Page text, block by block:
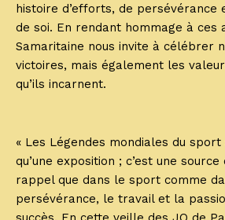
histoire d’efforts, de persévérance
de soi. En rendant hommage à ces
Samaritaine nous invite à célébrer
victoires, mais également les
qu’ils incarnent.
« Les Légendes mondiales du
qu’une exposition ; c’est une source
rappel que dans le sport comme
persévérance, le travail et la